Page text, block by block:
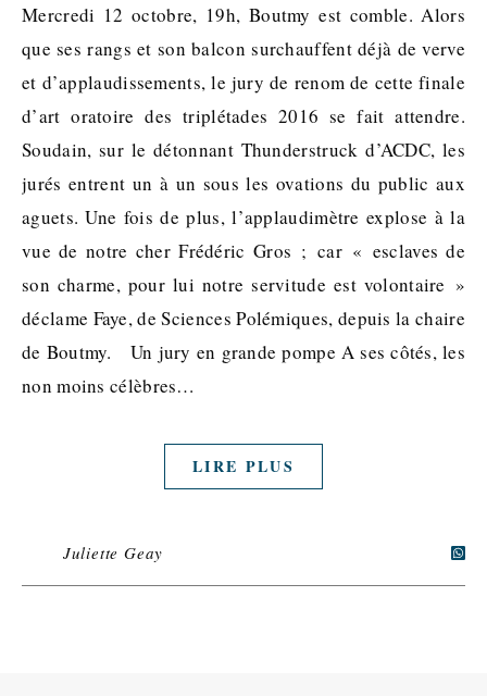
Mercredi 12 octobre, 19h, Boutmy est comble. Alors
que ses rangs et son balcon surchauffent déjà de verve
et d’applaudissements, le jury de renom de cette finale
d’art oratoire des triplétades 2016 se fait attendre.
Soudain, sur le détonnant Thunderstruck d’ACDC, les
jurés entrent un à un sous les ovations du public aux
aguets. Une fois de plus, l’applaudimètre explose à la
vue de notre cher Frédéric Gros ; car « esclaves de
son charme, pour lui notre servitude est volontaire »
déclame Faye, de Sciences Polémiques, depuis la chaire
de Boutmy. Un jury en grande pompe A ses côtés, les
non moins célèbres…
LIRE PLUS
Juliette Geay